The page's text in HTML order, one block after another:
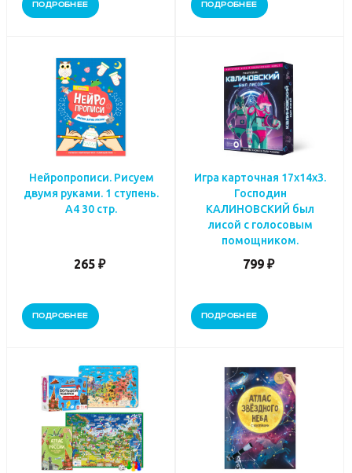
ПОДРОБНЕЕ ПОДРОБНЕЕ
Нейропрописи. Рисуем
двумя руками. 1 ступень.
А4 30 стр.
265 ₽
ПОДРОБНЕЕ
Игра карточная 17х14х3.
Господин
КАЛИНОВСКИЙ был
лисой с голосовым
помощником.
799 ₽
ПОДРОБНЕЕ